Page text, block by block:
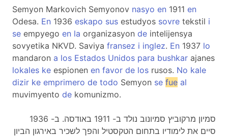
Semyon Markovich Semyonov nasyo en 1911 en
Odesa. En 1936 eskapo sus estudyos sovre tekstil i
se empyego en la organizasyon de intelijensya
sovyetika NKVD. Saviya fransez i inglez. En 1937 lo
mandaron a los Estados Unidos para bushkar ajanes
lokales ke espionen en favor de los rusos. No kale
dizir ke emprimero de todo Semyon se fue al
muvimyento de komunizmo.
סמיון מרקוביץ סמיונוב נולד ב- 1911 באודסה. ב- 1936
סיים את לימודיו בתחום הטקסטיל והפך לשכיר באירגון הביון